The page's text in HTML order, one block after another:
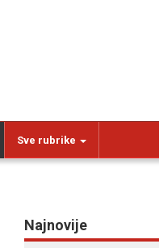
Sve rubrike
Najnovije